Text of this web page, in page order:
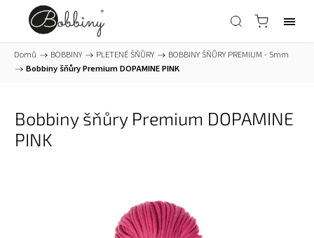
Domů / BOBBINY / PLETENÉ ŠŇŮRY /
BOBBINY ŠŇŮRY PREMIUM - 5mm
/
Bobbiny šňůry Premium DOPAMINE PINK
Bobbiny šňůry Premium DOPAMINE
PINK